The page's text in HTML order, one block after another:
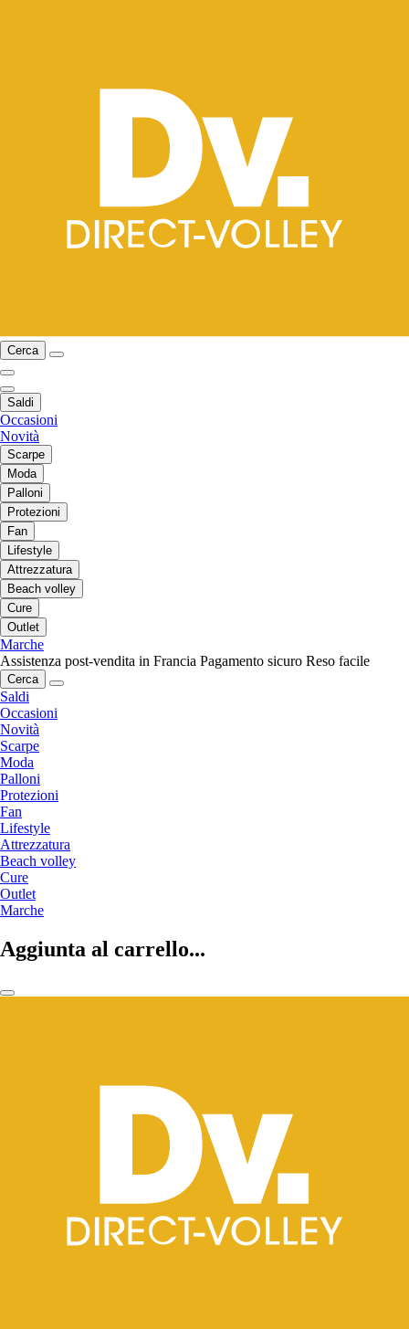
Cerca
Saldi
Occasioni
Novità
Scarpe
Moda
Palloni
Protezioni
Fan
Lifestyle
Attrezzatura
Beach volley
Cure
Outlet
Marche
Assistenza post-vendita in Francia Pagamento sicuro Reso facile
Cerca
Saldi
Occasioni
Novità
Scarpe
Moda
Palloni
Protezioni
Fan
Lifestyle
Attrezzatura
Beach volley
Cure
Outlet
Marche
Aggiunta al carrello...